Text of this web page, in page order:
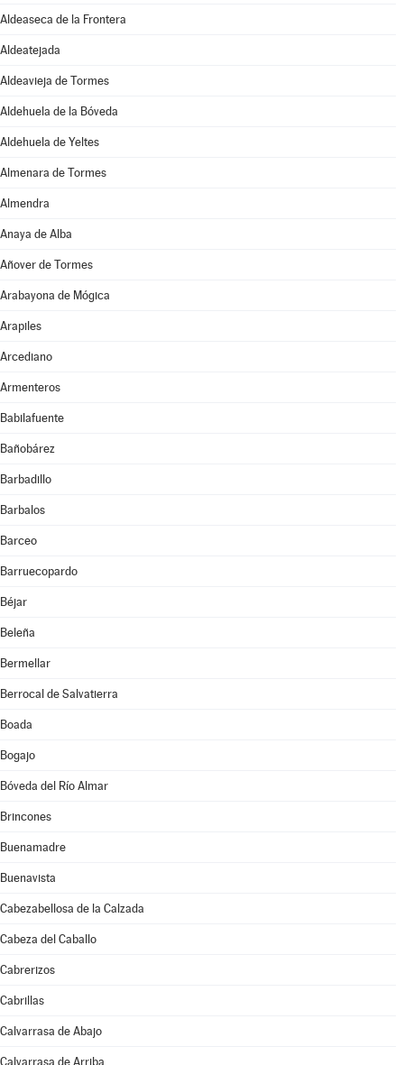
Aldeaseca de la Frontera
Aldeatejada
Aldeavieja de Tormes
Aldehuela de la Bóveda
Aldehuela de Yeltes
Almenara de Tormes
Almendra
Anaya de Alba
Añover de Tormes
Arabayona de Mógica
Arapiles
Arcediano
Armenteros
Babilafuente
Bañobárez
Barbadillo
Barbalos
Barceo
Barruecopardo
Béjar
Beleña
Bermellar
Berrocal de Salvatierra
Boada
Bogajo
Bóveda del Río Almar
Brincones
Buenamadre
Buenavista
Cabezabellosa de la Calzada
Cabeza del Caballo
Cabrerizos
Cabrillas
Calvarrasa de Abajo
Calvarrasa de Arriba